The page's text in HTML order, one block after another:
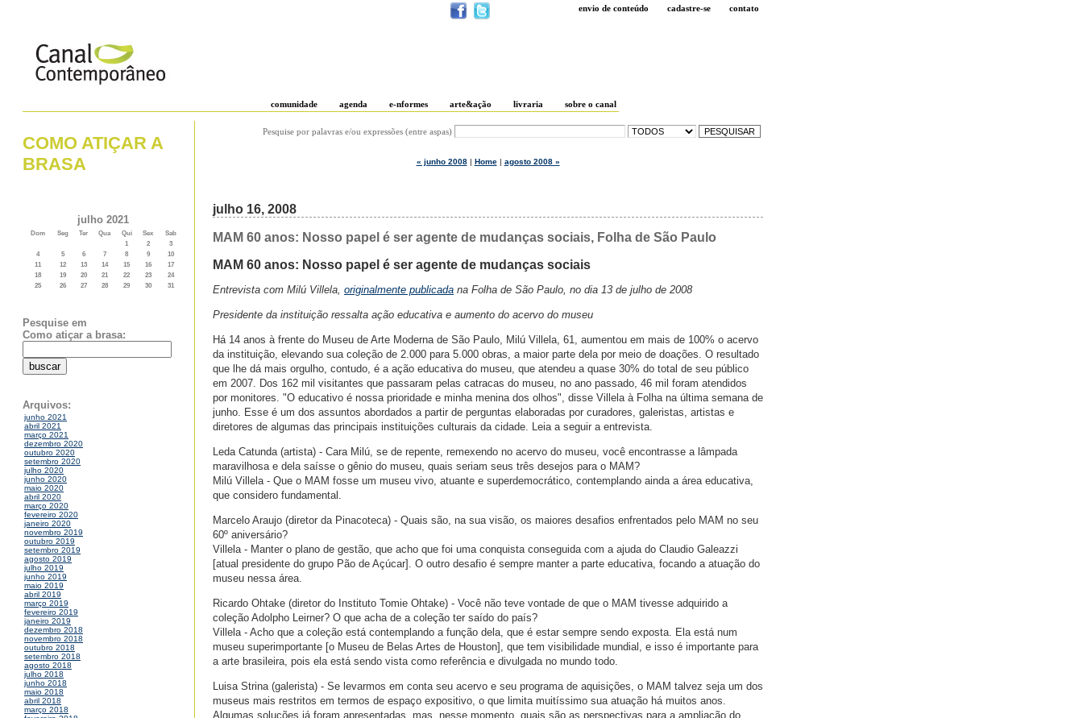
envio de conteúdo cadastre-se contato
comunidade agenda e-nformes arte&ação livraria sobre o canal
COMO ATIÇAR A
BRASA
julho 2021
Dom Seg Ter Qua Qui Sex
Sab
1
2
3
4
5 6 7 8 9
10
11
12 13 14 15 16
17
18
19 20 21 22 23
24
25
26 27 28 29 30 31
Pesquise em
Como atiçar a brasa:
Arquivos:
junho 2021
abril 2021
março 2021
dezembro 2020
outubro 2020
setembro 2020
julho 2020
junho 2020
maio 2020
abril 2020
março 2020
fevereiro 2020
janeiro 2020
novembro 2019
outubro 2019
setembro 2019
agosto 2019
julho 2019
junho 2019
maio 2019
abril 2019
março 2019
fevereiro 2019
janeiro 2019
dezembro 2018
novembro 2018
outubro 2018
setembro 2018
agosto 2018
julho 2018
junho 2018
maio 2018
abril 2018
março 2018
Pesquise por palavras e/ou expressões (entre aspas)
« junho 2008| Home| agosto 2008 »
julho 16, 2008
MAM 60 anos: Nosso papel é ser agente de mudanças sociais, Folha de São Paulo
MAM 60 anos: Nosso papel é ser agente de mudanças sociais
Entrevista com Milú Villela, originalmente publicada na Folha de São Paulo, no dia 13 de julho de 2008
Presidente da instituição ressalta ação educativa e aumento do acervo do museu
Há 14 anos à frente do Museu de Arte Moderna de São Paulo, Milú Villela, 61, aumentou em mais de 100% o acervo
da instituição, elevando sua coleção de 2.000 para 5.000 obras, a maior parte dela por meio de doações. O resultado
que lhe dá mais orgulho, contudo, é a ação educativa do museu, que atendeu a quase 30% do total de seu público
em 2007. Dos 162 mil visitantes que passaram pelas catracas do museu, no ano passado, 46 mil foram atendidos
por monitores. "O educativo é nossa prioridade e minha menina dos olhos", disse Villela à Folha na última semana de
junho. Esse é um dos assuntos abordados a partir de perguntas elaboradas por curadores, galeristas, artistas e
diretores de algumas das principais instituições culturais da cidade. Leia a seguir a entrevista.
Leda Catunda (artista) - Cara Milú, se de repente, remexendo no acervo do museu, você encontrasse a lâmpada
maravilhosa e dela saísse o gênio do museu, quais seriam seus três desejos para o MAM?
Milú Villela - Que o MAM fosse um museu vivo, atuante e superdemocrático, contemplando ainda a área educativa,
que considero fundamental.
Marcelo Araujo (diretor da Pinacoteca) - Quais são, na sua visão, os maiores desafios enfrentados pelo MAM no seu
60º aniversário?
Villela - Manter o plano de gestão, que acho que foi uma conquista conseguida com a ajuda do Claudio Galeazzi
[atual presidente do grupo Pão de Açúcar]. O outro desafio é sempre manter a parte educativa, focando a atuação do
museu nessa área.
Ricardo Ohtake (diretor do Instituto Tomie Ohtake) - Você não teve vontade de que o MAM tivesse adquirido a
coleção Adolpho Leirner? O que acha de a coleção ter saído do país?
Villela - Acho que a coleção está contemplando a função dela, que é estar sempre sendo exposta. Ela está num
museu superimportante [o Museu de Belas Artes de Houston], que tem visibilidade mundial, e isso é importante para
a arte brasileira, pois ela está sendo vista como referência e divulgada no mundo todo.
Luisa Strina (galerista) - Se levarmos em conta seu acervo e seu programa de aquisições, o MAM talvez seja um dos
museus mais restritos em termos de espaço expositivo, o que limita muitíssimo sua atuação há muitos anos.
Algumas soluções já foram apresentadas, mas, nesse momento, quais são as perspectivas para a ampliação do